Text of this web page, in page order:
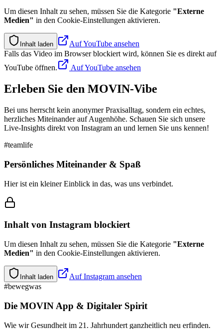
Um diesen Inhalt zu sehen, müssen Sie die Kategorie "Externe
Medien" in den Cookie-Einstellungen aktivieren.
Inhalt laden AufYouTube ansehen
Falls das Video im Browser blockiert wird, können Sie es direkt auf
YouTube öffnen.
Auf YouTube ansehen
Erleben Sie den MOVIN-Vibe
Bei uns herrscht kein anonymer Praxisalltag, sondern ein echtes,
herzliches Miteinander auf Augenhöhe. Schauen Sie sich unsere
Live-Insights direkt von Instagram an und lernen Sie uns kennen!
#teamlife
Persönliches Miteinander & Spaß
Hier ist ein kleiner Einblick in das, was uns verbindet.
Inhalt von Instagram blockiert
Um diesen Inhalt zu sehen, müssen Sie die Kategorie "Externe
Medien" in den Cookie-Einstellungen aktivieren.
Inhalt laden AufInstagram ansehen
#bewegwas
Die MOVIN App & Digitaler Spirit
Wie wir Gesundheit im 21. Jahrhundert ganzheitlich neu erfinden.